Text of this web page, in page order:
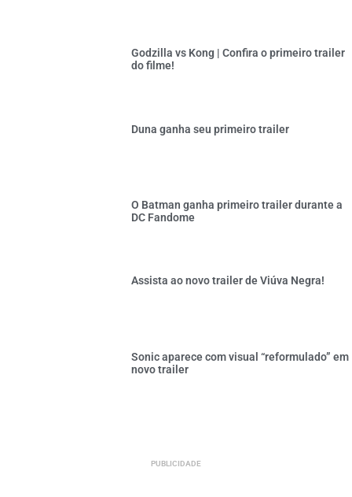
Godzilla vs Kong | Confira o primeiro trailer
do filme!
Duna ganha seu primeiro trailer
O Batman ganha primeiro trailer durante a
DC Fandome
Assista ao novo trailer de Viúva Negra!
Sonic aparece com visual “reformulado” em
novo trailer
PUBLICIDADE